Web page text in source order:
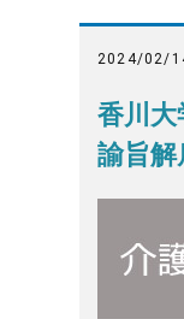
2024/02/
香川大
諭旨解